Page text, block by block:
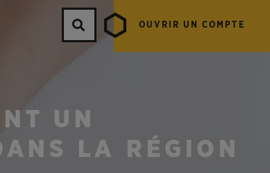
OUVRIR UN COMPTE
UN
LA RÉGION